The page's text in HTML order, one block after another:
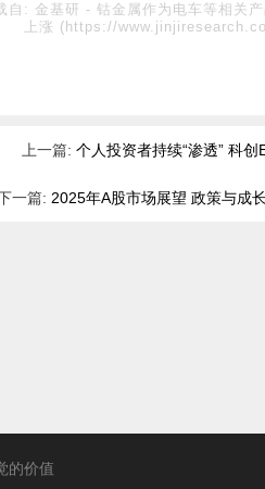
自: 金基研 - 钴金属作为电车等相关
上涨 (https://
上一篇: 个人投资者持续“渗透” 科创
一篇: 2025年A股市场展望 政策与成
的价值